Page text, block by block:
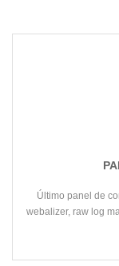
Último panel de
webalizer, raw log